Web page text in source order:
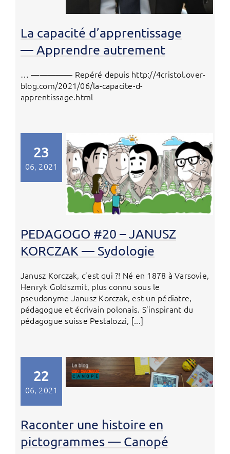
La capacité d’apprentissage
— Apprendre autrement
… ————— Repéré depuis http://4cristol.over-
blog.com/2021/06/la-capacite-d-
apprentissage.html
23
06, 2021
PEDAGOGO #20 – JANUSZ
KORCZAK — Sydologie
Janusz Korczak, c’est qui ?! Né en 1878 à Varsovie,
Henryk Goldszmit, plus connu sous le
pseudonyme Janusz Korczak, est un pédiatre,
pédagogue et écrivain polonais. S’inspirant du
pédagogue suisse Pestalozzi, [...]
22
06, 2021
Raconter une histoire en
pictogrammes — Canopé